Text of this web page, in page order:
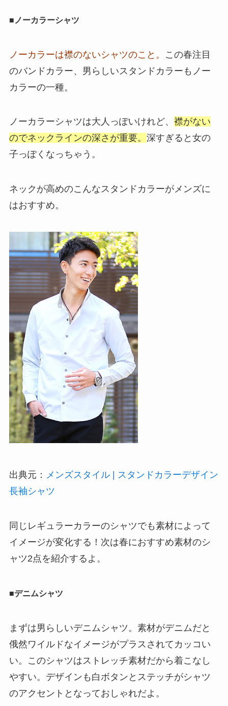
■ノーカラーシャツ
ノーカラーは襟のないシャツのこと。
この春注目
のバンドカラー、男らしいスタンドカラーもノー
カラーの一種。
ノーカラーシャツは大人っぽいけれど、 襟がない
のでネックラインの深さが重要。 深すぎると女の
子っぽくなっちゃう。
ネックが高めのこんなスタンドカラーがメンズに
はおすすめ。
出典元： メンズスタイル | スタンドカラーデザイン
長袖シャツ
同じレギュラーカラーのシャツでも素材によって
イメージが変化する！次は春におすすめ素材のシ
ャツ2点を紹介するよ。
■デニムシャツ
まずは男らしいデニムシャツ。素材がデニムだと
俄然ワイルドなイメージがプラスされてカッコい
い。このシャツはストレッチ素材だから着こなし
やすい。デザインも白ボタンとステッチがシャツ
のアクセントとなっておしゃれだよ。